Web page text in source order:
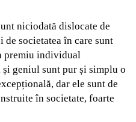
niciodată dislocate de
societatea în care sunt
premiu individual
geniul sunt pur și simplu o
dar ele sunt de
în societate, foarte